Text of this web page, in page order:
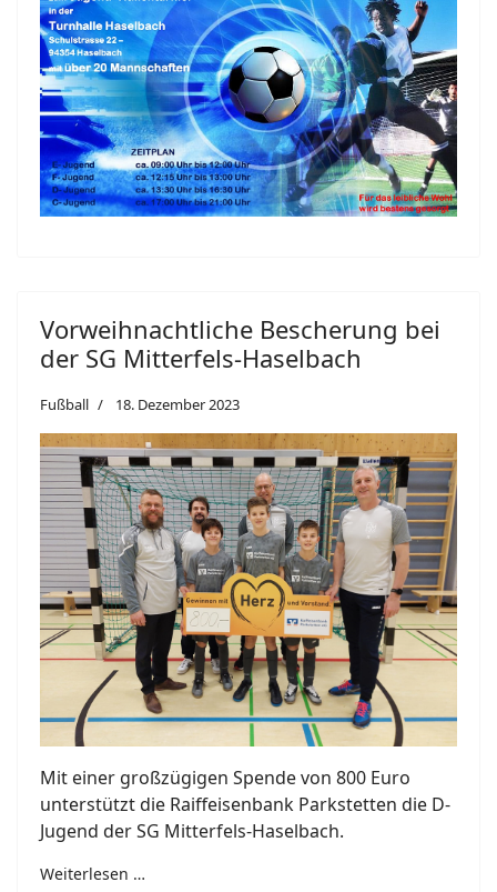
Vorweihnachtliche Bescherung bei
der SG Mitterfels-Haselbach
Fußball 18. Dezember 2023
Mit einer großzügigen Spende von 800 Euro
unterstützt die Raiffeisenbank Parkstetten die D-
Jugend der SG Mitterfels-Haselbach.
Weiterlesen …